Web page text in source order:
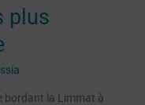
plus
bordant la Limmat à